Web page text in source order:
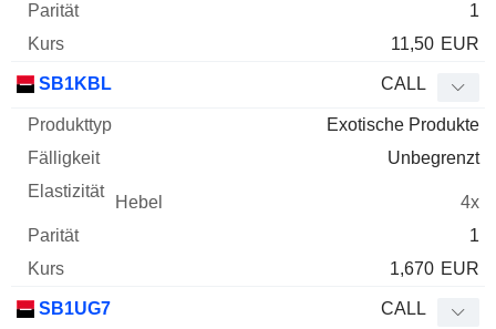
1
11,50 EUR
SB1KBL CALL
Exotische Produkte
Unbegrenzt
4x
1
1,670 EUR
SB1UG7 CALL